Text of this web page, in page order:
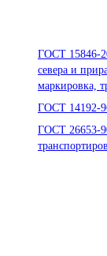
ГОСТ 15846-
севера и
маркировка,
ГОСТ 14192-
ГОСТ 26653-